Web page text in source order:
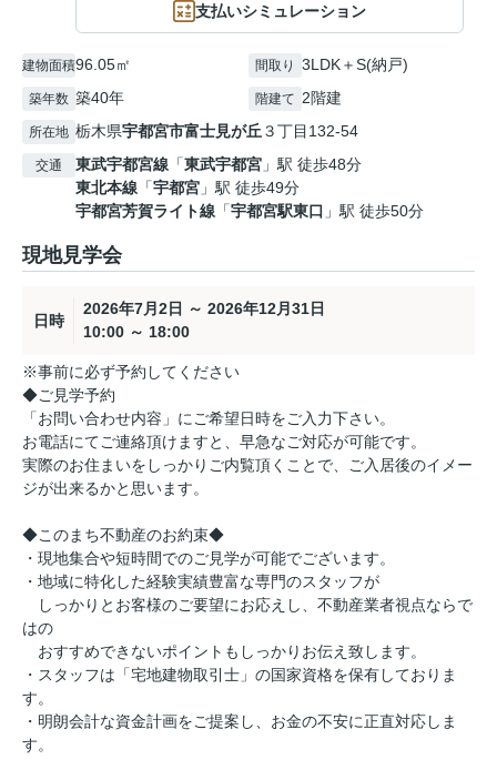
支払いシミュレーション
建物面積96.05㎡ 間取り 3LDK＋S(納戸)
築年数 築40年 階建て 2階建
所在地 栃木県宇都宮市富士見が丘 ３丁目132-54
交通 東武宇都宮線 「東武宇都宮 」駅 徒歩48分
東北本線 「宇都宮 」駅 徒歩49分
宇都宮芳賀ライト線 「宇都宮駅東口 」駅 徒歩50分
現地見学会
日時
2026年7月2日 ～ 2026年12月31日
10:00 ～ 18:00
※事前に必ず予約してください
◆ご見学予約
「お問い合わせ内容」にご希望日時をご入力下さい。
お電話にてご連絡頂けますと、早急なご対応が可能です。
実際のお住まいをしっかりご内覧頂くことで、ご入居後のイメー
ジが出来るかと思います。
◆このまち不動産のお約束◆
・現地集合や短時間でのご見学が可能でございます。
・地域に特化した経験実績豊富な専門のスタッフが
しっかりとお客様のご要望にお応えし、不動産業者視点ならで
はの
おすすめできないポイントもしっかりお伝え致します。
・スタッフは「宅地建物取引士」の国家資格を保有しておりま
す。
・明朗会計な資金計画をご提案し、お金の不安に正直対応しま
す。